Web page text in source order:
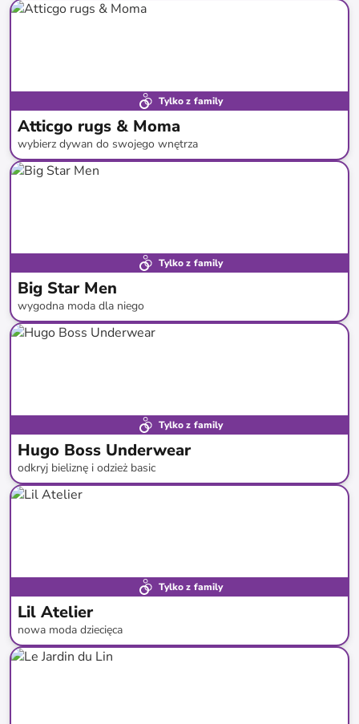
do-70%*
Tylko z family
Atticgo rugs & Moma
wybierz dywan do swojego wnętrza
do -71%*
Tylko z family
Big Star Men
wygodna moda dla niego
do-60%*
Tylko z family
Hugo Boss Underwear
odkryj bieliznę i odzież basic
do-39%*
Tylko z family
Lil Atelier
nowa moda dziecięca
do -42%* Nowa kolekcja